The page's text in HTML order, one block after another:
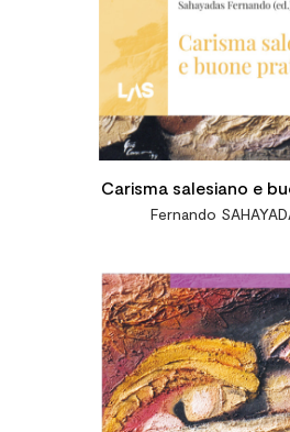
Carisma salesiano e
Fernando